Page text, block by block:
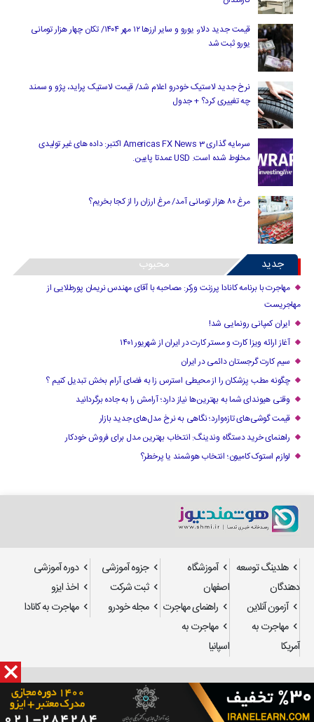
قیمت جدید دلار، یورو و سایر ارزها ۱۲ مهر ۱۴۰۴/ تکان چهار هزار تومانی
یورو ثبت شد
نرخ جدید لاستیک خودرو اعلام شد/ قیمت لاستیک پراید، پژو و سمند
چه تغییری کرد؟ + جدول
سرمایه گذاری Americas FX News 3 اکتبر: داده های غیر تولیدی
مخلوط شده است. USD عمدتا پایین.
مرغ ۸۰ هزار تومانی آمد/ مرغ ارزان را از کجا بخریم؟
جدید محبوب
مهاجرت با برنامه کانادا پرزنت ورکر: مصاحبه با آقای مهندس نریمان پورطلایی از
مهاجریست
ایران کمپانی رونمایی شد!
آغاز ارائه ویزا کارت و مستر کارت در ایران از شهریور ۱۴۰۱
سیم کارت گرجستان دائمی در ایران
چگونه مطب پزشکان را از محیطی استرس زا به فضای آرام بخش تبدیل کنیم ؟
وقتی هیوندای شما به بهترین‌ها نیاز دارد؛ آرامش را به جاده برگردانید
قیمت گوشی‌های تازه‌وارد؛ نگاهی به نرخ مدل‌های جدید بازار
راهنمای خرید دستگاه وندینگ: انتخاب بهترین مدل برای فروش خودکار
لوازم استوک کامیون؛ انتخاب هوشمند یا پرخطر؟
هلدینگ توسعه
دهندگان
آموزشگاه
اصفهان
جزوه آموزشی
دوره آموزشی
ثبت شرکت
اخذ ایزو
آزمون آنلاین
راهنمای مهاجرت مجله خودرو
مهاجرت به کانادا
مهاجرت به
آمریکا
مهاجرت به
اسپانیا
طراحی سایتوسئو: استدیو تدسا